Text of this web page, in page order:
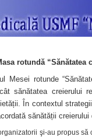
rotundă
Mesei rotunde
sănătatea creierului
În contextul
sănătății
şi-au propus